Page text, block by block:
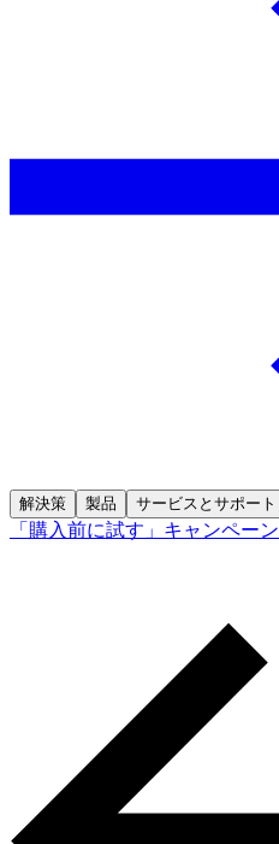
解決策 製品 サービスとサポート
「購入前に試す」キャンペーン